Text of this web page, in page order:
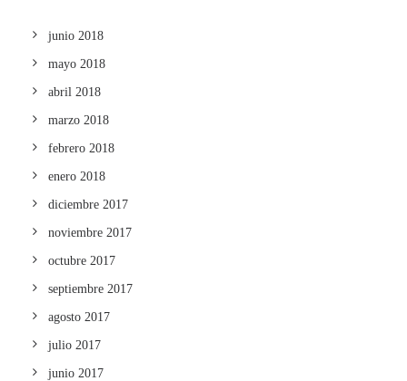
junio 2018
mayo 2018
abril 2018
marzo 2018
febrero 2018
enero 2018
diciembre 2017
noviembre 2017
octubre 2017
septiembre 2017
agosto 2017
julio 2017
junio 2017